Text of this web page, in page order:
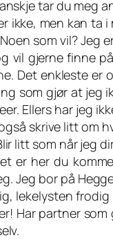
tar du meg
ikke, men kan ta
som vil? Jeg
vil gjerne finne
Det enkleste er
som gjør at jeg
Ellers har jeg
skrive litt om
litt som når jeg
er her du
Jeg bor på
lekelysten frodig
Har partner som